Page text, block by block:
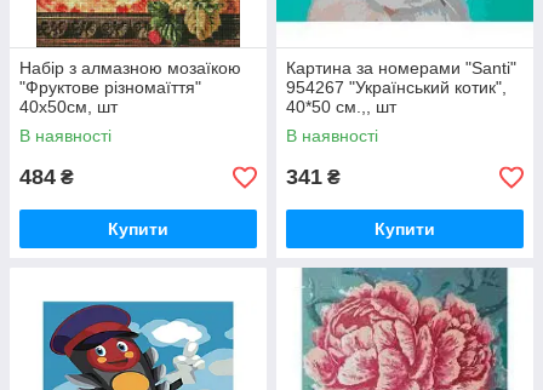
Набір з алмазною мозаїкою
"Фруктове різномаїття"
40х50см, шт
В наявності
484 ₴
Купити
Картина за номерами "Santi"
954267 "Український котик",
40*50 см.,, шт
В наявності
341 ₴
Купити